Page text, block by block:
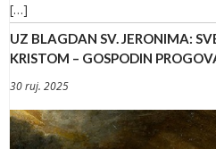
[…]
UZ BLAGDAN SV. JERONIMA:
KRISTOM – GOSPODIN
30 ruj. 2025